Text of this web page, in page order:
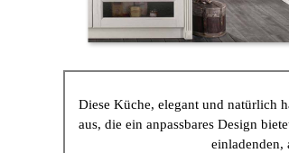
Diese Küche, elegant und natürlich
aus, die ein anpassbares Design
einladenden,